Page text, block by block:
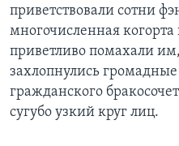
приветствовали сотни
многочисленная
приветливо помахали
захлопнулись
гражданского
сугубо узкий круг лиц.